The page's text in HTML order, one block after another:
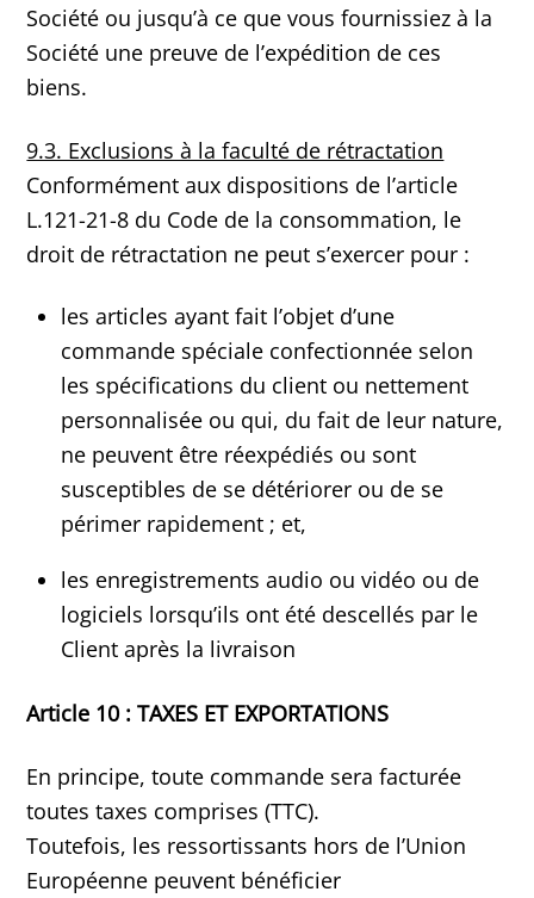
Société ou jusqu’à ce que vous fournissiez à la
Société une preuve de l’expédition de ces
biens.
9.3. Exclusions à la faculté de rétractation
Conformément aux dispositions de l’article
L.121-21-8 du Code de la consommation, le
droit de rétractation ne peut s’exercer pour :
les articles ayant fait l’objet d’une
commande spéciale confectionnée selon
les spécifications du client ou nettement
personnalisée ou qui, du fait de leur nature,
ne peuvent être réexpédiés ou sont
susceptibles de se détériorer ou de se
périmer rapidement ; et,
les enregistrements audio ou vidéo ou de
logiciels lorsqu’ils ont été descellés par le
Client après la livraison
Article 10 : TAXES ET EXPORTATIONS
En principe, toute commande sera facturée
toutes taxes comprises (TTC).
Toutefois, les ressortissants hors de l’Union
Européenne peuvent bénéficier